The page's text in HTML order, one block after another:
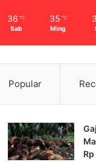
36 ℃
Sab
35 ℃
Ming
Popular